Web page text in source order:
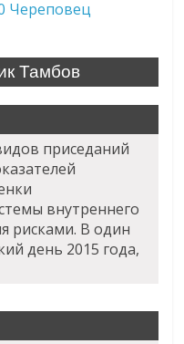
Череповец
Тамбов
приседаний
внутреннего
рисками. В один
день 2015 года,